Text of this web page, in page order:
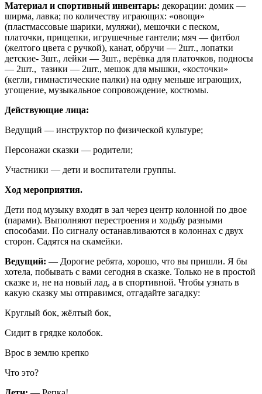
Материал и спортивный инвентарь: декорации: домик —
ширма, лавка; по количеству играющих: «овощи»
(пластмассовые шарики, муляжи), мешочки с песком,
платочки, прищепки, игрушечные гантели; мяч — фитбол
(желтого цвета с ручкой), канат, обручи — 2шт., лопатки
детские- 3шт., лейки — 3шт., верёвка для платочков, подносы
— 2шт., тазики — 2шт., мешок для мышки, «косточки»
(кегли, гимнастические палки) на одну меньше играющих,
угощение, музыкальное сопровождение, костюмы.
Действующие лица:
Ведущий — инструктор по физической культуре;
Персонажи сказки — родители;
Участники — дети и воспитатели группы.
Ход мероприятия.
Дети под музыку входят в зал через центр колонной по двое
(парами). Выполняют перестроения и ходьбу разными
способами. По сигналу останавливаются в колоннах с двух
сторон. Садятся на скамейки.
Ведущий: — Дорогие ребята, хорошо, что вы пришли. Я бы
хотела, побывать с вами сегодня в сказке. Только не в простой
сказке и, не на новый лад, а в спортивной. Чтобы узнать в
какую сказку мы отправимся, отгадайте загадку:
Круглый бок, жёлтый бок,
Сидит в грядке колобок.
Врос в землю крепко
Что это?